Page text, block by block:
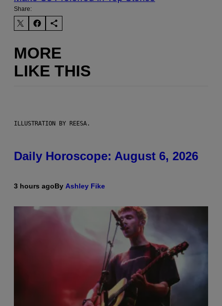
Share:
MORE
LIKE THIS
ILLUSTRATION BY REESA.
Daily Horoscope: August 6, 2026
3 hours agoBy Ashley Fike